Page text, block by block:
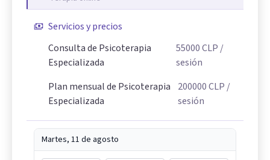
Servicios y precios
Consulta de Psicoterapia
Especializada
55000CLP /
sesión
Plan mensual de Psicoterapia
Especializada
200000 CLP /
sesión
Martes, 11 de agosto